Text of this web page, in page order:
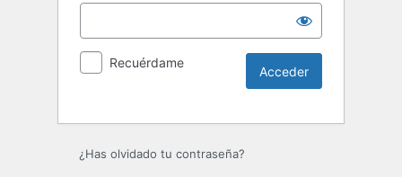
Recuérdame
¿Has olvidado tu contraseña?